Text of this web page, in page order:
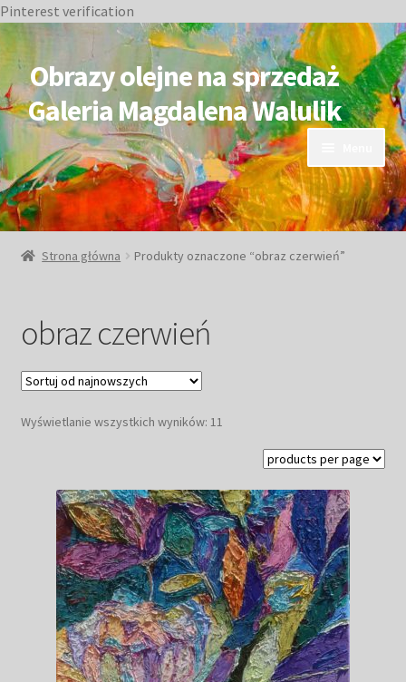
Pinterest verification
do
nawigacji
do
treści
Obrazy olejne na sprzedaż
Galeria Magdalena Walulik
OBRAZY DOSTĘPNE
Małe obrazy
Postacie
Kwiaty
Obrazy abstrakcyjne
Tarot
Wabi sabi
Aukcja
Strona główna Produkty oznaczone “obraz czerwień”
obraz czerwień
Wyświetlanie wszystkich wyników: 11
najnowszych